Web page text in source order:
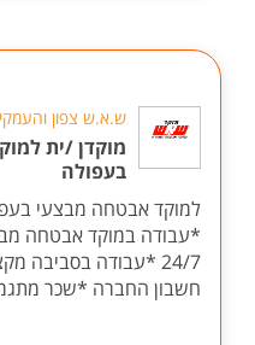
ש.א.ש צפון
מוקדן /ית
בעפולה
למוקד אבטחה מבצעי
*עבודה במוקד אבטחה
24/7 *עבודה בסביבה
חשבון החברה *שכר